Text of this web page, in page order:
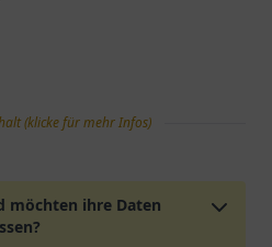
(klicke für mehr Infos)
möchten ihre Daten